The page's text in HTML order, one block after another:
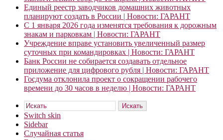
Единый реестр заводчиков домашних животных
планируют создать в России | Новости: ГАРАНТ
С 1 января 2026 года изменятся требования к дорожным
знакам и парковкам | Новости: ГАРАНТ
Учреждение вправе установить увеличенный размер
суточных при командировках | Новости: ГАРАНТ
Банк России не собирается создавать отдельное
приложение для цифрового рубля | Новости: ГАРАНТ
Госдума отклонила проект о сокращении рабочего
времени до 30 часов в неделю | Новости: ГАРАНТ
Искать
Switch skin
Sidebar
Случайная статья